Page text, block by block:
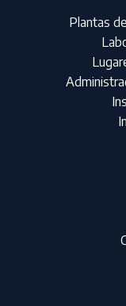
Plantas